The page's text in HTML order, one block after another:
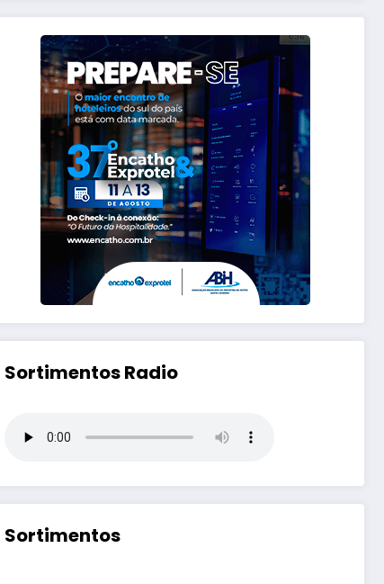
Sortimentos Radio
Sortimentos